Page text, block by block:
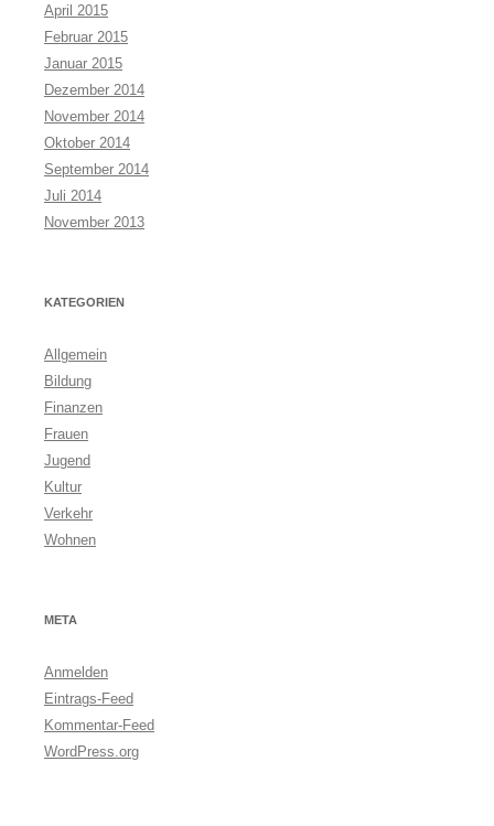
April 2015
Februar 2015
Januar 2015
Dezember 2014
November 2014
Oktober 2014
September 2014
Juli 2014
November 2013
KATEGORIEN
Allgemein
Bildung
Finanzen
Frauen
Jugend
Kultur
Verkehr
Wohnen
META
Anmelden
Eintrags-Feed
Kommentar-Feed
WordPress.org